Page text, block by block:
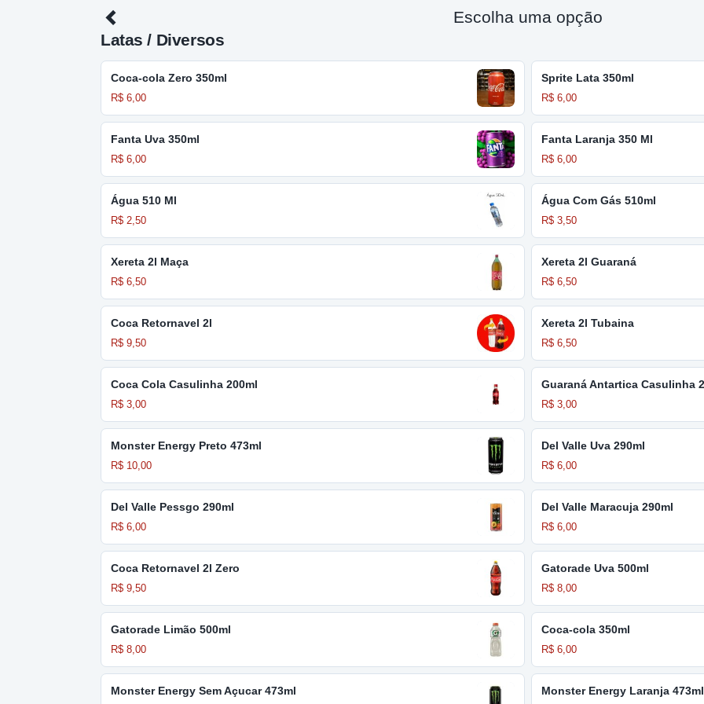
Escolha uma opção
Latas / Diversos
Coca-cola Zero 350ml
R$ 6,00
Sprite Lata 350ml
R$ 6,00
Fanta Uva 350ml
R$ 6,00
Fanta Laranja 350 Ml
R$ 6,00
Água 510 Ml
R$ 2,50
Água Com Gás 510ml
R$ 3,50
Xereta 2l Maça
R$ 6,50
Xereta 2l Guaraná
R$ 6,50
Coca Retornavel 2l
R$ 9,50
Xereta 2l Tubaina
R$ 6,50
Coca Cola Casulinha 200ml
R$ 3,00
Guaraná Antartica Casulinha
R$ 3,00
Monster Energy Preto 473ml
R$ 10,00
Del Valle Uva 290ml
R$ 6,00
Del Valle Pessgo 290ml
R$ 6,00
Del Valle Maracuja 290ml
R$ 6,00
Coca Retornavel 2l Zero
R$ 9,50
Gatorade Uva 500ml
R$ 8,00
Gatorade Limão 500ml
R$ 8,00
Coca-cola 350ml
R$ 6,00
Monster Energy Sem Açucar 473ml Monster Energy Laranja 473ml